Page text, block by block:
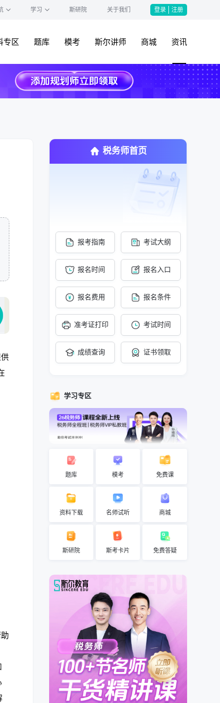
学习 斯研院 关于我们 登录 注册
专区 题库 模考 斯尔讲师 商城 资讯
税务师首页
报考指南 考试大纲
报名时间 报名入口
报名费用 报名条件
准考证打印 考试时间
成绩查询 证书领取
学习专区
题库 模考 免费课
资料下载 名师试听 商城
斯研院 斯考卡片 免费答疑